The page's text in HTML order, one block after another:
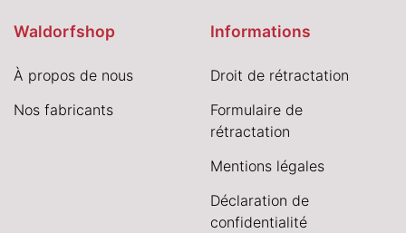
Waldorfshop
À propos de nous
Nos fabricants
Informations
Droit de rétractation
Formulaire de
rétractation
Mentions légales
Déclaration de
confidentialité